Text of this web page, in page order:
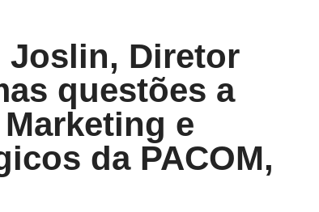
Joslin, Diretor
questões a
e
da PACOM,